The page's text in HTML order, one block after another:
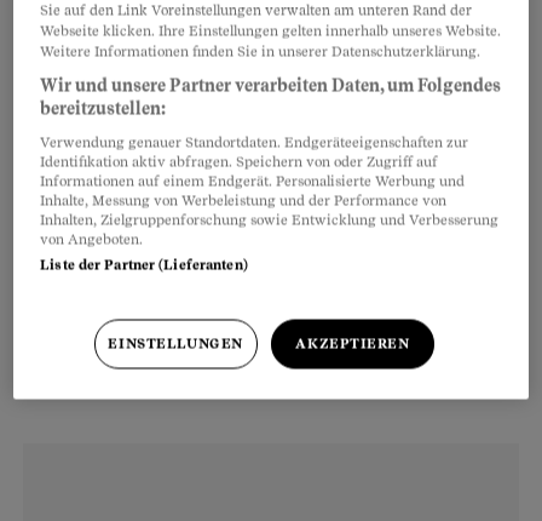
Sein Labor in Schlieren hat Tröpfchen von 50
Lebensmitteln auskristallisiert und diese auf
einer Glasplatte unter dem Mikroskop
fotografiert. Die entstandenen Bilder sind
verblüffend. Bioäpfel zum Beispiel weisen
komplexe, filigrane Kristallstrukturen auf – mit
Apfelbäumchen erkennen. Auf den Fotos von
Nichtbioäpfeln hingegen sind nur Bruchstücke
Sie auf den Link Voreinstellungen verwalten am unteren Rand der
Webseite klicken. Ihre Einstellungen gelten innerhalb unseres Website.
Weitere Informationen finden Sie in unserer Datenschutzerklärung.
Wir und unsere Partner verarbeiten Daten, um Folgendes
bereitzustellen:
Verwendung genauer Standortdaten. Endgeräteeigenschaften zur
Identifikation aktiv abfragen. Speichern von oder Zugriff auf
Informationen auf einem Endgerät. Personalisierte Werbung und
Inhalte, Messung von Werbeleistung und der Performance von
Inhalten, Zielgruppenforschung sowie Entwicklung und Verbesserung
von Angeboten.
Liste der Partner (Lieferanten)
EINSTELLUNGEN AKZEPTIEREN